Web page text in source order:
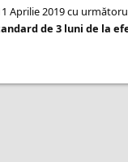
Aprilie 2019 cu
de 3 luni de la